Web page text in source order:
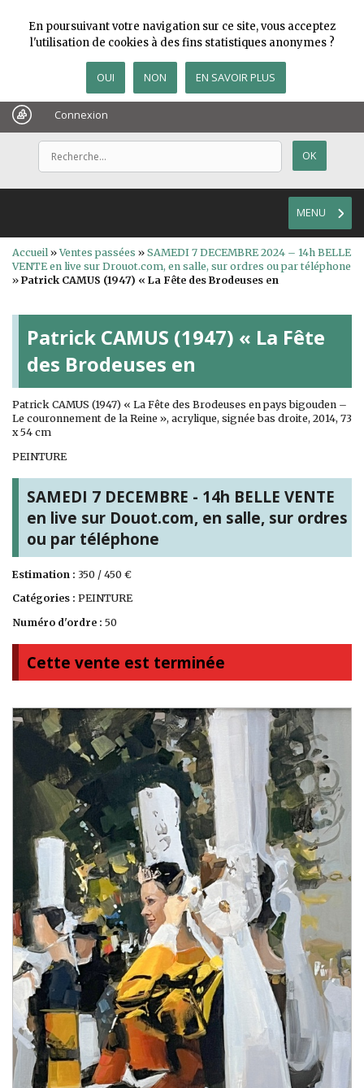
Connexion
MENU
Accueil»Ventes passées » SAMEDI 7 DECEMBRE 2024 – 14h BELLE
VENTE en live sur Drouot.com, en salle, sur ordres ou par téléphone
» Patrick CAMUS (1947) « La Fête des Brodeuses en
Patrick CAMUS (1947) « La Fête
des Brodeuses en
Patrick CAMUS (1947) « La Fête des Brodeuses en pays bigouden –
Le couronnement de la Reine », acrylique, signée bas droite, 2014, 73
x 54 cm
PEINTURE
SAMEDI 7 DECEMBRE - 14h BELLE VENTE
en live sur Douot.com, en salle, sur ordres
ou par téléphone
Estimation : 350 / 450 €
Catégories : PEINTURE
Numéro d'ordre : 50
Cette vente est terminée
En poursuivant votre navigation sur ce site, vous acceptez
l'utilisation de cookies à des fins statistiques anonymes ?
OUI NON EN SAVOIR PLUS